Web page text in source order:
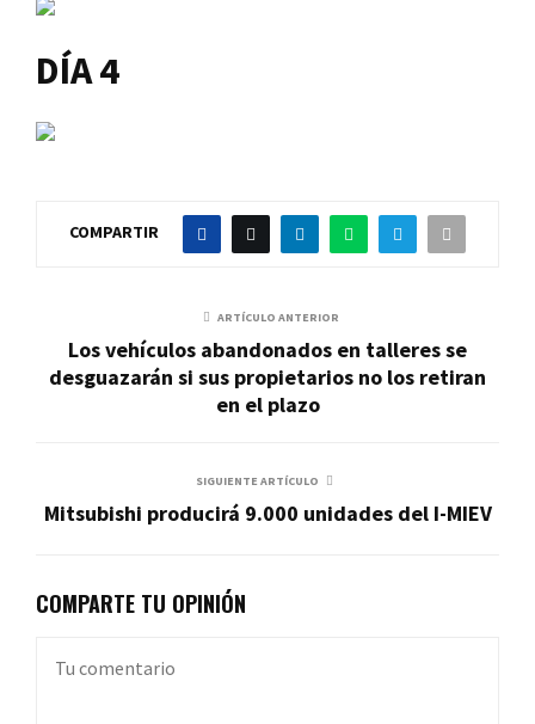
DÍA 4
COMPARTIR
ARTÍCULO ANTERIOR
Los vehículos abandonados en talleres se
desguazarán si sus propietarios no los retiran
en el plazo
SIGUIENTE ARTÍCULO
Mitsubishi producirá 9.000 unidades del I-MIEV
COMPARTE TU OPINIÓN